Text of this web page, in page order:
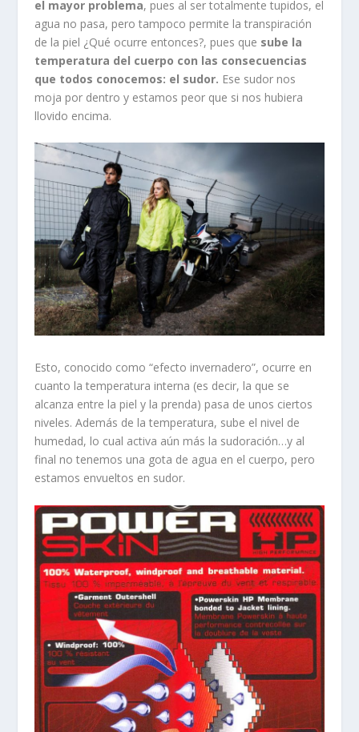
el mayor problema, pues al ser totalmente tupidos, el
agua no pasa, pero tampoco permite la transpiración
de la piel ¿Qué ocurre entonces?, pues que sube la
temperatura del cuerpo con las consecuencias
que todos conocemos: el sudor. Ese sudor nos
moja por dentro y estamos peor que si nos hubiera
llovido encima.
Esto, conocido como “efecto invernadero”, ocurre en
cuanto la temperatura interna (es decir, la que se
alcanza entre la piel y la prenda) pasa de unos ciertos
niveles. Además de la temperatura, sube el nivel de
humedad, lo cual activa aún más la sudoración…y al
final no tenemos una gota de agua en el cuerpo, pero
estamos envueltos en sudor.